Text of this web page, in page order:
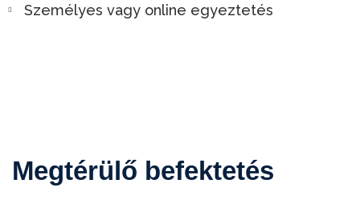
Személyes vagy online egyeztetés
Megtérülő befektetés